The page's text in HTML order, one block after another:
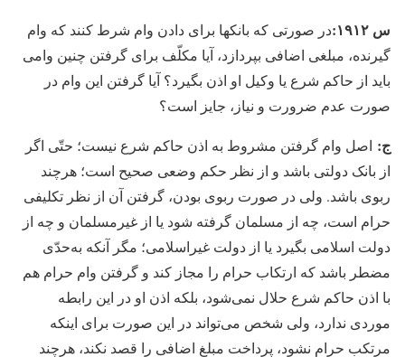
س ۱۹۱۲:
در صورتی که بانکها برای دادن وام شرط کنند که وام
گیرنده، مبلغی اضافی بپردازد، آیا مکلّف برای گرفتن چنین وامی
باید از حاکم شرع یا وکیل او اذن بگیرد؟ آیا گرفتن این وام در
صورت عدم ضرورت و نیاز، جایز است؟
ج: اصل وام گرفتن مشروط به اذن حاکم شرع نیست؛ حتّی اگر
از بانک دولتی باشد و از نظر حکم وضعی صحیح است؛ هرچند
ربوی باشد. ولی در صورت ربوی بودن، گرفتن آن از نظر تکلیفی
حرام است، چه از مسلمان گرفته شود یا از غیرمسلمان و چه از
دولت اسلامی بگیرد یا از دولت غیراسلامی؛ مگر آنکه به‌حدّی
مضطر باشد که ارتکاب حرام را مجاز کند و گرفتن وام حرام هم
با اذن حاکم شرع حلال نمی‏‌شود، بلکه اذن او در این رابطه
موردی ندارد، ولی شخص می‏‌تواند در این صورت برای اینکه
مرتکب حرام نشود، پرداخت مبلغ اضافی را قصد نکند، هرچند